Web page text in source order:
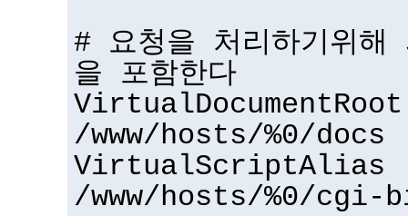
# 요청을 처리하기위해
을 포함한다
VirtualDocumentRoot
/www/hosts/%0/docs
VirtualScriptAlias
/www/hosts/%0/cgi-